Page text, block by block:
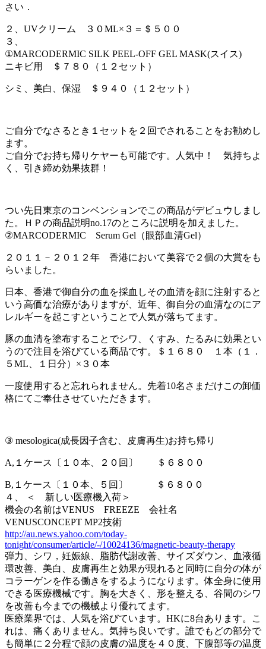
さい．
２、UVクリーム ３０ML×３＝＄５００
３、
①MARCODERMIC SILK PEEL-OFF GEL MASK(スイス)
ニキビ用 ＄７８０（１２セット）
シミ、美白、保湿 ＄９４０（１２セット）
ご自分でなさるとき１セットを２回でされることをお勧めし
ます。
ご自分でお持ち帰りケヤーも可能です。人気中！ 気持ちよ
く、引き締め効果抜群！
つい先日東京のコンベンションでこの商品がデビュウしまし
た。ＨＰの商品説明no.17のところに説明を加えました。
②MARCODERMIC Serum Gel（眼部血清Gel）
２０１１－２０１２年 香港において美容で２個の大賞をも
らいました。
日本、香港で御自分の血を採血しその血清を顔に注射すると
いう高価な治療がありますが、近年、御自分の血清なのにア
レルギーを起こすということで人気が落ちてます。
豚の血清を塗布することでシワ、くすみ、たるみに効果とい
うので注目を浴びている商品です。＄１６８０ １本（１．
５ML、１日分）×３０本
一度使用すると忘れられません。先着10名さまだけこの卸価
格にてご奉仕させていただきます。
③ mesologica(成長因子含む、皮膚再生)お持ち帰り
A,１ケース〔１０本、２０回〕 ＄６８００
B,１ケース〔１０本、５回〕 ＄６８００
４、 ＜ 新しい医療機入荷＞
機会の名前はVENUS FREEZE 会社名
VENUSCONCEPT MP2技術
http://au.news.yahoo.com/today-
tonight/consumer/article/-/10024136/magnetic-beauty-therapy
弾力、シワ，妊娠線、脂肪代謝改善、サイズダウン、血液循
環改善、美白、皮膚再生と効果が現れると同時に自分の体が
コラーゲンを作る働きをするようになります。体全身に使用
できる医療機械です。胸を大きく、形を整える、谷間のシワ
を改善も今までの機械より優れてます。
医療業界では、人気を浴びています。HKに8台あります。こ
れは、痛くありません。気持ち良いです。誰でもどの部分で
も簡単に２分程で顔の皮膚の温度を４０度、下腹部等の温度